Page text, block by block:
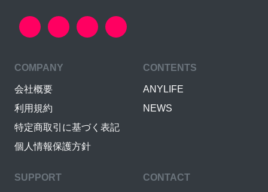
COMPANY
会社概要
利用規約
特定商取引に基づく表記
個人情報保護方針
CONTENTS
ANYLIFE
NEWS
SUPPORT CONTACT